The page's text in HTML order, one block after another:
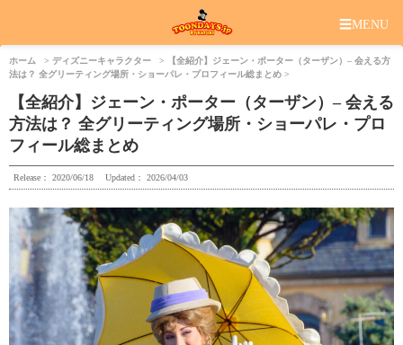
☰MENU
ホーム ディズニーキャラクター
【全紹介】ジェーン・ポーター（ターザン）– 会える方
法は？ 全グリーティング場所・ショーパレ・プロフィール総まとめ
【全紹介】ジェーン・ポーター（ターザン）– 会える
方法は？ 全グリーティング場所・ショーパレ・プロ
フィール総まとめ
Release： 2020/06/18 Updated： 2026/04/03